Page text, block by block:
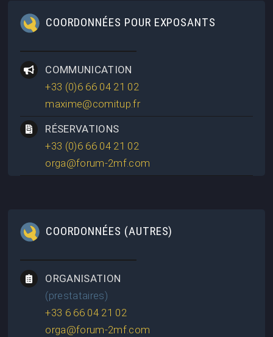
COORDONNÉES POUR EXPOSANTS
COMMUNICATION
+33 (0)6 66 04 21 02
maxime@comitup.fr
RÉSERVATIONS
+33 (0)6 66 04 21 02
orga@forum-2mf.com
COORDONNÉES (AUTRES)
ORGANISATION
(prestataires)
+33 6 66 04 21 02
orga@forum-2mf.com